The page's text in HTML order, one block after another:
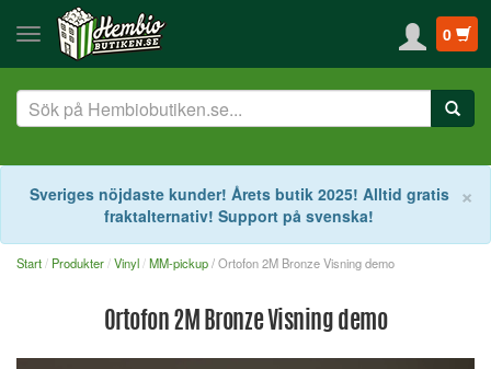
0
×
Sveriges nöjdaste kunder! Årets butik 2025! Alltid gratis
fraktalternativ! Support på svenska!
Start Produkter Vinyl MM-pickup/ Ortofon 2M Bronze Visning demo
Ortofon 2M Bronze Visning demo